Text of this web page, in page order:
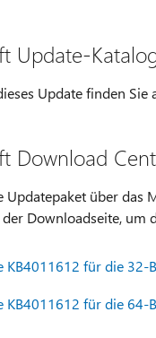
Update-
Update finden Sie
Download
Updatepaket über das
Downloadseite, um
KB4011612 für die
KB4011612 für die